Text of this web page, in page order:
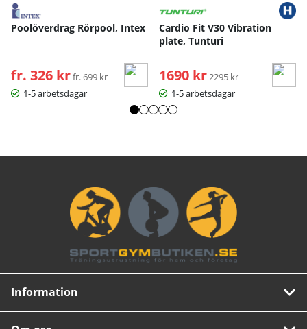
Poolöverdrag Rörpool, Intex
fr. 326 kr Ordinarie pris:
fr. 699 kr
1-5 arbetsdagar
Cardio Fit V30 Vibration
plate, Tunturi
1690 kr Ordinarie pris:
2295 kr
1-5 arbetsdagar
Information